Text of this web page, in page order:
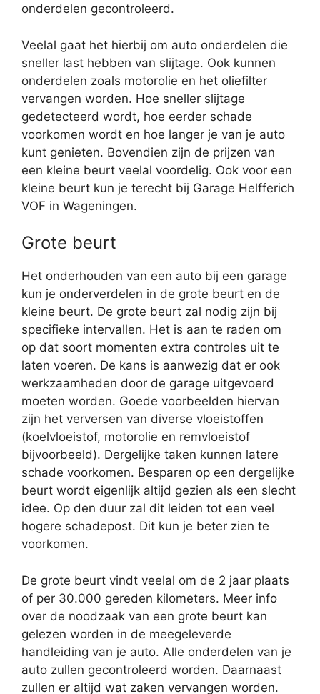
onderdelen gecontroleerd.
Veelal gaat het hierbij om auto onderdelen die
sneller last hebben van slijtage. Ook kunnen
onderdelen zoals motorolie en het oliefilter
vervangen worden. Hoe sneller slijtage
gedetecteerd wordt, hoe eerder schade
voorkomen wordt en hoe langer je van je auto
kunt genieten. Bovendien zijn de prijzen van
een kleine beurt veelal voordelig. Ook voor een
kleine beurt kun je terecht bij Garage Helfferich
VOF in Wageningen.
Grote beurt
Het onderhouden van een auto bij een garage
kun je onderverdelen in de grote beurt en de
kleine beurt. De grote beurt zal nodig zijn bij
specifieke intervallen. Het is aan te raden om
op dat soort momenten extra controles uit te
laten voeren. De kans is aanwezig dat er ook
werkzaamheden door de garage uitgevoerd
moeten worden. Goede voorbeelden hiervan
zijn het verversen van diverse vloeistoffen
(koelvloeistof, motorolie en remvloeistof
bijvoorbeeld). Dergelijke taken kunnen latere
schade voorkomen. Besparen op een dergelijke
beurt wordt eigenlijk altijd gezien als een slecht
idee. Op den duur zal dit leiden tot een veel
hogere schadepost. Dit kun je beter zien te
voorkomen.
De grote beurt vindt veelal om de 2 jaar plaats
of per 30.000 gereden kilometers. Meer info
over de noodzaak van een grote beurt kan
gelezen worden in de meegeleverde
handleiding van je auto. Alle onderdelen van je
auto zullen gecontroleerd worden. Daarnaast
zullen er altijd wat zaken vervangen worden.